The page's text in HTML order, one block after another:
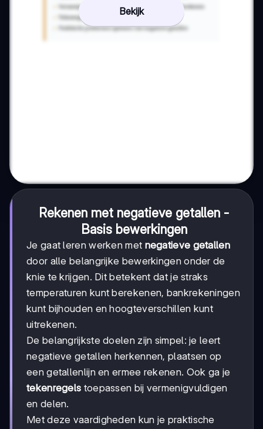
Bekijk
Rekenen met negatieve getallen -
Basis bewerkingen
Je gaat leren werken met negatieve getallen
door alle belangrijke bewerkingen onder de
knie te krijgen. Dit betekent dat je straks
temperaturen kunt berekenen, bankrekeningen
kunt bijhouden en hoogteverschillen kunt
uitrekenen.
De belangrijkste doelen zijn simpel: je leert
negatieve getallen herkennen, plaatsen op
een getallenlijn en ermee rekenen. Ook ga je
tekenregels toepassen bij vermenigvuldigen
en delen.
Met deze vaardigheden kun je praktische